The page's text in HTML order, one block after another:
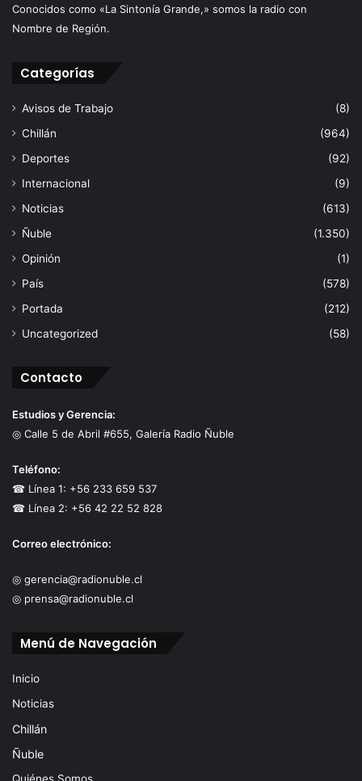
Conocidos como «La Sintonía Grande,» somos la radio con
Nombre de Región.
Categorías
Avisos de Trabajo
(8)
Chillán
(964)
Deportes
(92)
Internacional
(9)
Noticias
(613)
Ñuble
(1.350)
Opinión
(1)
País
(578)
Portada
(212)
Uncategorized
(58)
Contacto
Estudios y Gerencia:
◎ Calle 5 de Abril #655, Galería Radio Ñuble
Teléfono:
☎ Línea 1: +56 233 659 537
☎ Línea 2: +56 42 22 52 828
Correo electrónico:
◎ gerencia@radionuble.cl
◎ prensa@radionuble.cl
Menú de Navegación
Inicio
Noticias
Chillán
Ñuble
Quiénes Somos